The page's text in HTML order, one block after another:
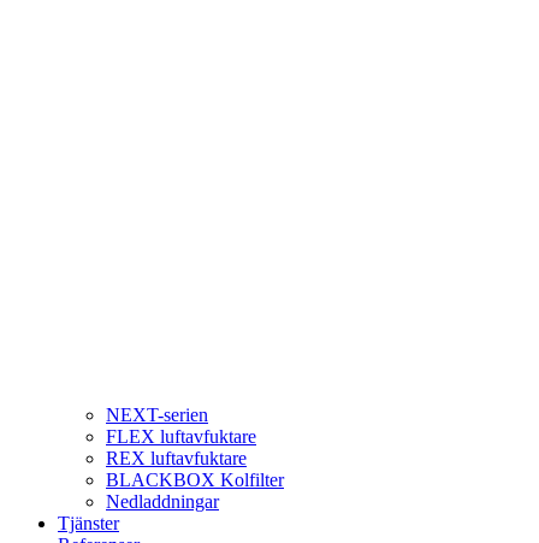
NEXT-serien
FLEX luftavfuktare
REX luftavfuktare
BLACKBOX Kolfilter
Nedladdningar
Tjänster